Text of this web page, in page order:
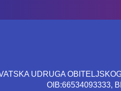
UDRUGA
OIB:66534093333,